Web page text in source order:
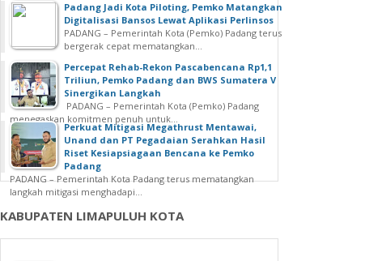
Padang Jadi Kota Piloting, Pemko Matangkan
Digitalisasi Bansos Lewat Aplikasi Perlinsos
PADANG – Pemerintah Kota (Pemko) Padang terus
bergerak cepat mematangkan...
Percepat Rehab-Rekon Pascabencana Rp1,1
Triliun, Pemko Padang dan BWS Sumatera V
Sinergikan Langkah
PADANG – Pemerintah Kota (Pemko) Padang
menegaskan komitmen penuh untuk...
Perkuat Mitigasi Megathrust Mentawai,
Unand dan PT Pegadaian Serahkan Hasil
Riset Kesiapsiagaan Bencana ke Pemko
Padang
PADANG – Pemerintah Kota Padang terus mematangkan
langkah mitigasi menghadapi...
KABUPATEN LIMAPULUH KOTA